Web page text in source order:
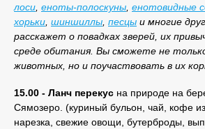
лоси еноты-полоскуны енотовидные
хорьки шиншиллы песцы и многие
расскажет о повадках зверей, их
среде обитания. Вы сможете не
животных, но и поучаствовать в их
15.00 - Ланч перекус на природе на
Сямозеро. (куриный бульон, чай, кофе
нарезка, свежие овощи, бутерброды,